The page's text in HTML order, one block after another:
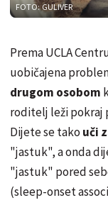
FOTO: GULIVER
Prema UCLA
uobičajena
drugom osobom
roditelj leži pokraj
Dijete se tako uči
"jastuk", a onda
"jastuk" pored
(sleep-onset